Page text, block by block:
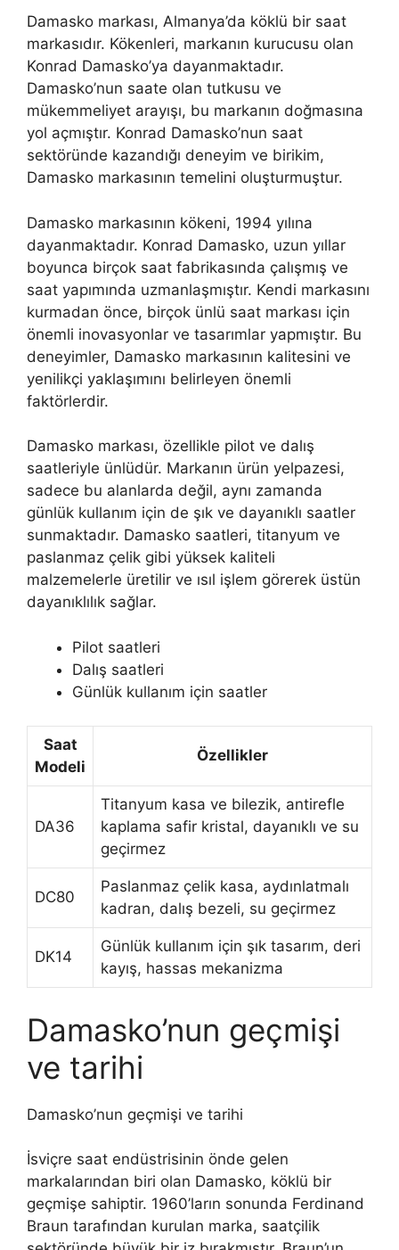
Damasko markası, Almanya’da köklü bir saat
markasıdır. Kökenleri, markanın kurucusu olan
Konrad Damasko’ya dayanmaktadır.
Damasko’nun saate olan tutkusu ve
mükemmeliyet arayışı, bu markanın doğmasına
yol açmıştır. Konrad Damasko’nun saat
sektöründe kazandığı deneyim ve birikim,
Damasko markasının temelini oluşturmuştur.
Damasko markasının kökeni, 1994 yılına
dayanmaktadır. Konrad Damasko, uzun yıllar
boyunca birçok saat fabrikasında çalışmış ve
saat yapımında uzmanlaşmıştır. Kendi markasını
kurmadan önce, birçok ünlü saat markası için
önemli inovasyonlar ve tasarımlar yapmıştır. Bu
deneyimler, Damasko markasının kalitesini ve
yenilikçi yaklaşımını belirleyen önemli
faktörlerdir.
Damasko markası, özellikle pilot ve dalış
saatleriyle ünlüdür. Markanın ürün yelpazesi,
sadece bu alanlarda değil, aynı zamanda
günlük kullanım için de şık ve dayanıklı saatler
sunmaktadır. Damasko saatleri, titanyum ve
paslanmaz çelik gibi yüksek kaliteli
malzemelerle üretilir ve ısıl işlem görerek üstün
dayanıklılık sağlar.
Pilot saatleri
Dalış saatleri
Günlük kullanım için saatler
Saat
Modeli
Özellikler
DA36
Titanyum kasa ve bilezik, antirefle
kaplama safir kristal, dayanıklı ve su
geçirmez
DC80
Paslanmaz çelik kasa, aydınlatmalı
kadran, dalış bezeli, su geçirmez
DK14
Günlük kullanım için şık tasarım, deri
kayış, hassas mekanizma
Damasko’nun geçmişi
ve tarihi
Damasko’nun geçmişi ve tarihi
İsviçre saat endüstrisinin önde gelen
markalarından biri olan Damasko, köklü bir
geçmişe sahiptir. 1960’ların sonunda Ferdinand
Braun tarafından kurulan marka, saatçilik